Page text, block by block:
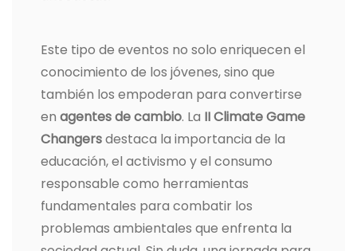
Este tipo de eventos no solo enriquecen el
conocimiento de los jóvenes, sino que
también los empoderan para convertirse
en agentes de cambio. La II Climate Game
Changersdestaca la importancia de la
educación, el activismo y el consumo
responsable como herramientas
fundamentales para combatir los
problemas ambientales que enfrenta la